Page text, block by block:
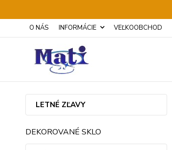
O NÁS INFORMÁCIE VEĽKOOBCHOD
LETNÉ ZĽAVY
DEKOROVANÉ SKLO